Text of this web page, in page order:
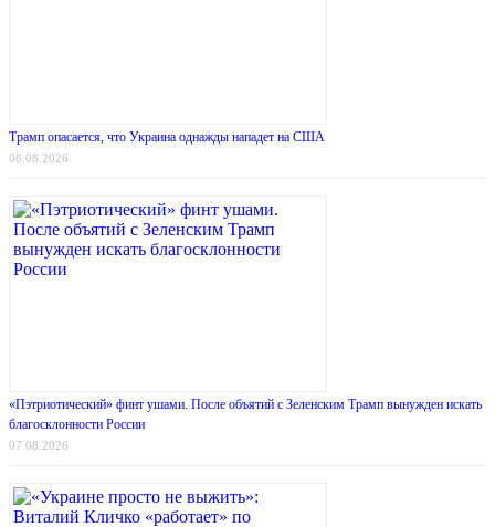
Трамп опасается, что Украина однажды нападет на США
08.08.2026
«Пэтриотический» финт ушами. После объятий с Зеленским Трамп вынужден искать
благосклонности России
07.08.2026